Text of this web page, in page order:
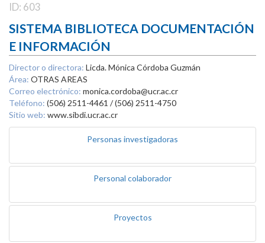
ID: 603
SISTEMA BIBLIOTECA DOCUMENTACIÓN
E INFORMACIÓN
Director o directora: Licda. Mónica Córdoba Guzmán
Área: OTRAS AREAS
Correo electrónico: monica.cordoba@ucr.ac.cr
Teléfono: (506) 2511-4461 / (506) 2511-4750
Sitio web: www.sibdi.ucr.ac.cr
Personas investigadoras
Personal colaborador
Proyectos